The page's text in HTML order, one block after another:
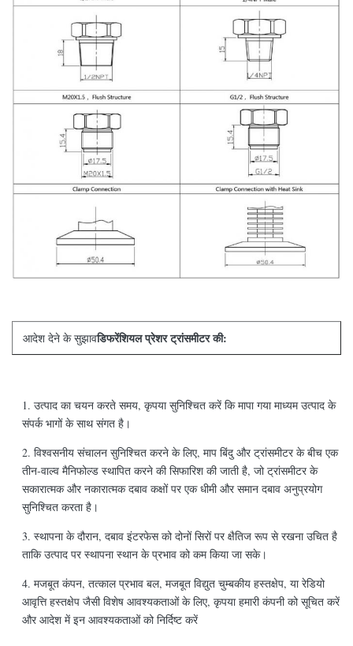
आदेश देने के सुझावडिफरेंशियल प्रेशर ट्रांसमीटर की:
1. उत्पाद का चयन करते समय, कृपया सुनिश्चित करें कि मापा गया माध्यम उत्पाद के
संपर्क भागों के साथ संगत है।
2. विश्वसनीय संचालन सुनिश्चित करने के लिए, माप बिंदु और ट्रांसमीटर के बीच एक
तीन-वाल्व मैनिफोल्ड स्थापित करने की सिफारिश की जाती है, जो ट्रांसमीटर के
सकारात्मक और नकारात्मक दबाव कक्षों पर एक धीमी और समान दबाव अनुप्रयोग
सुनिश्चित करता है।
3. स्थापना के दौरान, दबाव इंटरफेस को दोनों सिरों पर क्षैतिज रूप से रखना उचित है
ताकि उत्पाद पर स्थापना स्थान के प्रभाव को कम किया जा सके।
4. मजबूत कंपन, तत्काल प्रभाव बल, मजबूत विद्युत चुम्बकीय हस्तक्षेप, या रेडियो
आवृत्ति हस्तक्षेप जैसी विशेष आवश्यकताओं के लिए, कृपया हमारी कंपनी को सूचित करें
और आदेश में इन आवश्यकताओं को निर्दिष्ट करें